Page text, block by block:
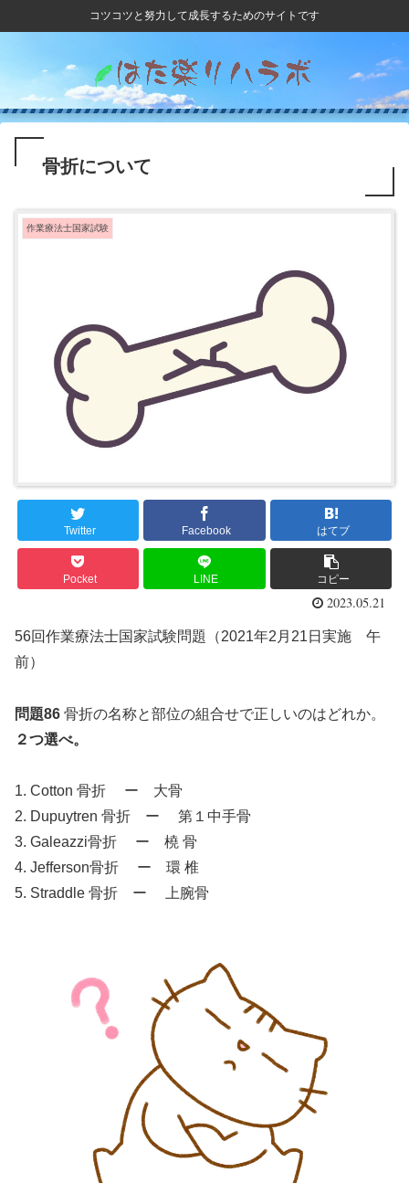
コツコツと努力して成長するためのサイトです
骨折について
作業療法士国家試験
Twitter Facebook はてブ
Pocket LINE コピー
2023.05.21
56回作業療法士国家試験問題（2021年2月21日実施 午
前）
問題86 骨折の名称と部位の組合せで正しいのはどれか。
２つ選べ。
1. Cotton 骨折 ー 大骨
2. Dupuytren 骨折 ー 第１中手骨
3. Galeazzi骨折 ー 橈 骨
4. Jefferson骨折 ー 環 椎
5. Straddle 骨折 ー 上腕骨